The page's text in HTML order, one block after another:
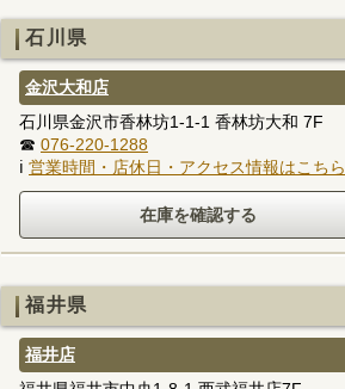
石川県
金沢大和店
石川県金沢市香林坊1-1-1 香林坊大和 7F
☎ 076-220-1288
ℹ 営業時間・店休日・アクセス情報はこちら
福井県
福井店